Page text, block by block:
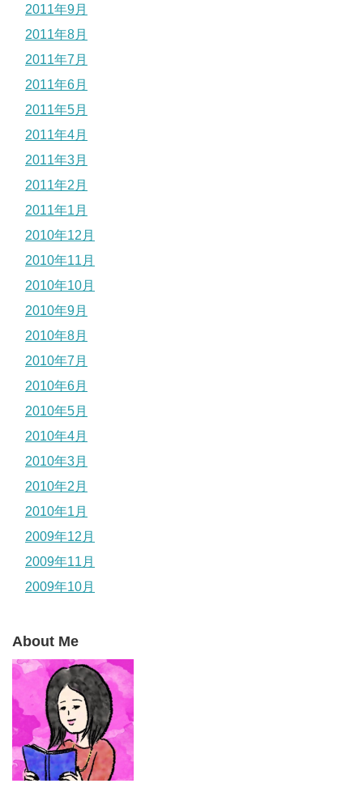
2011年9月
2011年8月
2011年7月
2011年6月
2011年5月
2011年4月
2011年3月
2011年2月
2011年1月
2010年12月
2010年11月
2010年10月
2010年9月
2010年8月
2010年7月
2010年6月
2010年5月
2010年4月
2010年3月
2010年2月
2010年1月
2009年12月
2009年11月
2009年10月
About Me